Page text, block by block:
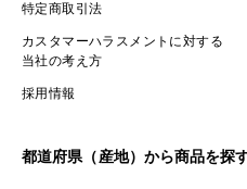
特定商取引法
カスタマーハラスメントに対する
当社の考え方
採用情報
都道府県（産地）から商品を探